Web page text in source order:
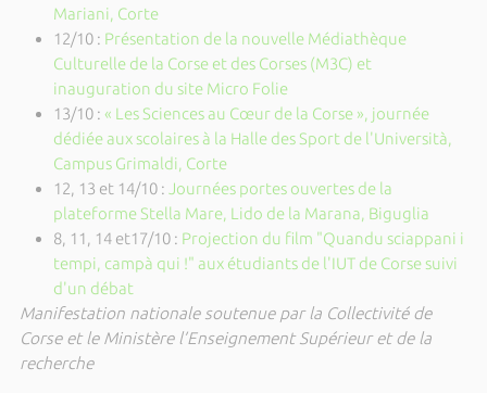
Mariani, Corte
12/10 : Présentation de la nouvelle Médiathèque
Culturelle de la Corse et des Corses (M3C) et
inauguration du site Micro Folie
13/10 : « Les Sciences au Cœur de la Corse », journée
dédiée aux scolaires à la Halle des Sport de l'Università,
Campus Grimaldi, Corte
12, 13 et 14/10 : Journées portes ouvertes de la
plateforme Stella Mare, Lido de la Marana, Biguglia
8, 11, 14 et17/10 : Projection du film "Quandu sciappani i
tempi, campà qui !" aux étudiants de l'IUT de Corse suivi
d'un débat
Manifestation nationale soutenue par la Collectivité de
Corse et le Ministère l’Enseignement Supérieur et de la
recherche